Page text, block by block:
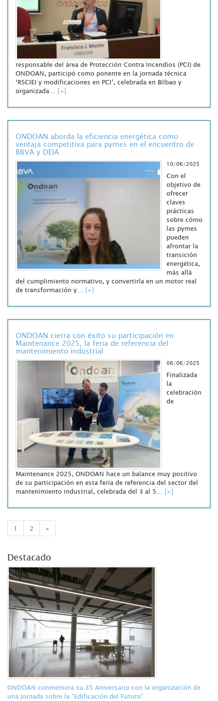
responsable del área de Protección Contra Incendios (PCI) de
ONDOAN, participó como ponente en la jornada técnica
‘RSCIEI y modificaciones en PCI’, celebrada en Bilbao y
organizada… [+]
ONDOAN aborda la eficiencia energética como
ventaja competitiva para pymes en el encuentro de
BBVA y DEIA
10/06/2025
Con el
objetivo de
ofrecer
claves
prácticas
sobre cómo
las pymes
pueden
afrontar la
transición
energética,
más allá
del cumplimiento normativo, y convertirla en un motor real
de transformación y… [+]
ONDOAN cierra con éxito su participación en
Maintenance 2025, la feria de referencia del
mantenimiento industrial
06/06/2025
Finalizada
la
celebración
de
Maintenance 2025, ONDOAN hace un balance muy positivo
de su participación en esta feria de referencia del sector del
mantenimiento industrial, celebrada del 3 al 5… [+]
1 2 »
Destacado
ONDOAN conmemora su 35 Aniversario con la organización de
una Jornada sobre la “Edificación del Futuro”